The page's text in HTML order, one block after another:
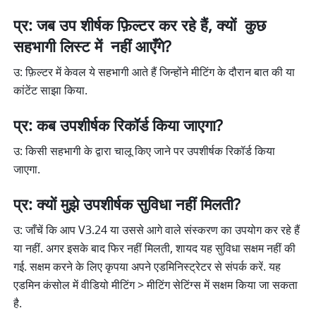
प्र: जब उप शीर्षक फ़िल्टर कर रहे हैं, क्यों  कुछ
सहभागी लिस्ट में  नहीं आएँगे?
उ: फ़िल्टर में केवल ये सहभागी आते हैं जिन्होंने मीटिंग के दौरान बात की या
कांटेंट साझा किया.
प्र: कब उपशीर्षक रिकॉर्ड किया जाएगा?
उ: किसी सहभागी के द्वारा चालू किए जाने पर उपशीर्षकरिकॉर्ड किया
जाएगा.
प्र: क्यों मुझे उपशीर्षक सुविधा नहीं मिलती?
उ: जाँचें कि आप V3.24 या उससे आगे वाले संस्करण का उपयोग कर रहे हैं
या नहीं. अगर इसके बाद फिर नहीं मिलती, शायद यह सुविधा सक्षम नहीं की
गई. सक्षम करने के लिए कृपया अपने एडमिनिस्ट्रेटर से संपर्क करें. यह
एडमिन कंसोल में वीडियो मीटिंग > मीटिंग सेटिंग्स में सक्षम किया जा सकता
है.